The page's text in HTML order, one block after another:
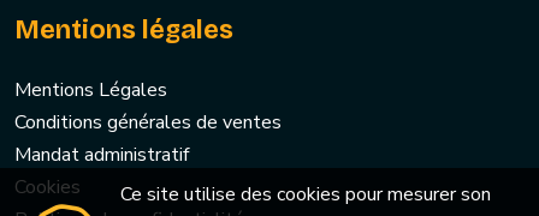
Mentions légales
Mentions Légales
Conditions générales de ventes
Mandat administratif
Cookies
Ce site utilise des cookies pour mesurer son